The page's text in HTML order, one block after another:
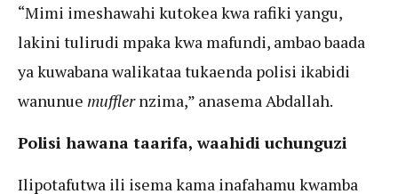
“Mimi imeshawahi kutokea kwa rafiki yangu,
lakini tulirudi mpaka kwa mafundi, ambao baada
ya kuwabana walikataa tukaenda polisi ikabidi
wanunue mufflernzima,” anasema Abdallah.
Polisi hawana taarifa, waahidi uchunguzi
Ilipotafutwa ili isema kama inafahamu kwamba